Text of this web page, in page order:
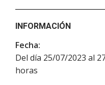
INFORMACIÓN
Fecha:
Del día 25/07/2023 al
horas